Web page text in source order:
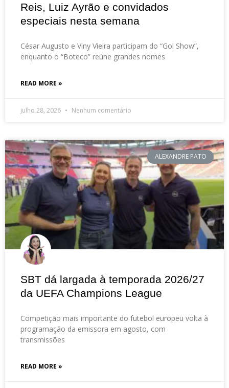
Reis, Luiz Ayrão e convidados
especiais nesta semana
César Augusto e Viny Vieira participam do “Gol Show”,
enquanto o “Boteco” reúne grandes nomes
READ MORE »
julho 28, 2026 Nenhum comentário
ALEXANDRE PATO
SBT dá largada à temporada 2026/27
da UEFA Champions League
Competição mais importante do futebol europeu volta à
programação da emissora em agosto, com
transmissões
READ MORE »